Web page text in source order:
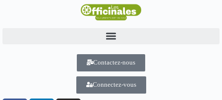
Contactez-nous
Connectez-vous